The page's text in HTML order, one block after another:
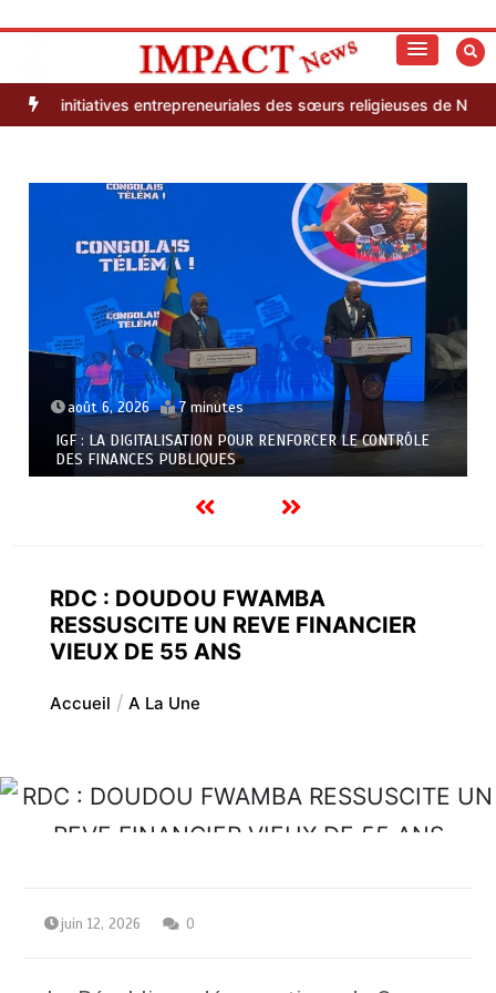
contenu
Impact News
S’informer autrement
entrepreneuriales des sœurs religieuses de Nto Luzingu
août 6, 2026 7 minutes
IGF : LA DIGITALISATION POUR RENFORCER LE CONTRÔLE
DES FINANCES PUBLIQUES
RDC : DOUDOU FWAMBA
RESSUSCITE UN REVE FINANCIER
VIEUX DE 55 ANS
Accueil A La Une
juin 12, 2026 0